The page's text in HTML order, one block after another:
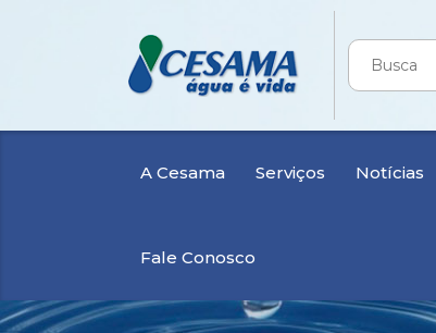
A Cesama Serviços Notícias
Fale Conosco